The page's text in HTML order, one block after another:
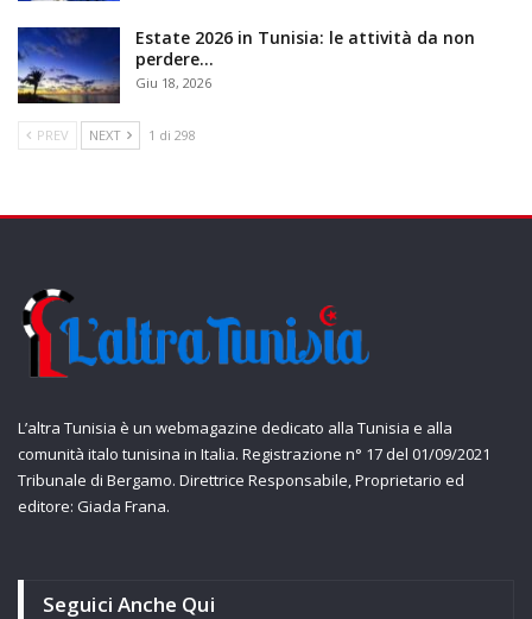
Estate 2026 in Tunisia: le attività da non
perdere…
Giu 18, 2026
PREV NEXT 1 di 298
L’altra Tunisia è un webmagazine dedicato alla Tunisia e alla
comunità italo tunisina in Italia. Registrazione n° 17 del 01/09/2021
Tribunale di Bergamo. Direttrice Responsabile, Proprietario ed
editore: Giada Frana.
Seguici Anche Qui